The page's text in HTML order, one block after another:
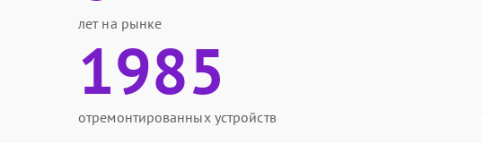
лет на рынке
1985
отремонтированных устройств